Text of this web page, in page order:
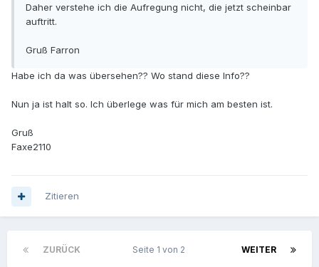
Daher verstehe ich die Aufregung nicht, die jetzt scheinbar
auftritt.
Gruß Farron
Habe ich da was übersehen?? Wo stand diese Info??
Nun ja ist halt so. Ich überlege was für mich am besten ist.
Gruß
Faxe2110
Zitieren
ZURÜCK WEITER
Seite 1 von 2